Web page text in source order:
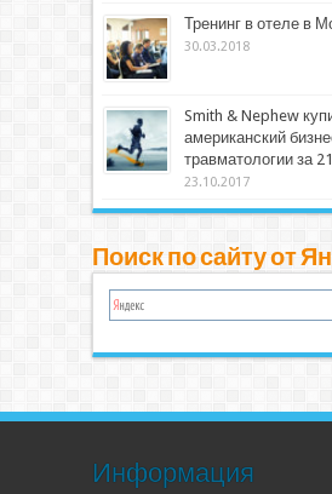
Тренинг в отеле в
30.03.2018
Smith & Nephew
американский
травматологии за
23.10.2017
Поиск по сайту от
Информация